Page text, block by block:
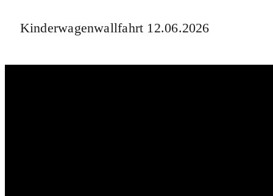
Kinderwagenwallfahrt 12.06.2026